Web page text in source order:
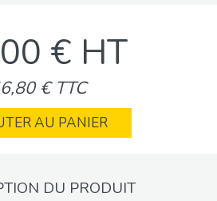
€ HT
€ TTC
AU PANIER
DU PRODUIT